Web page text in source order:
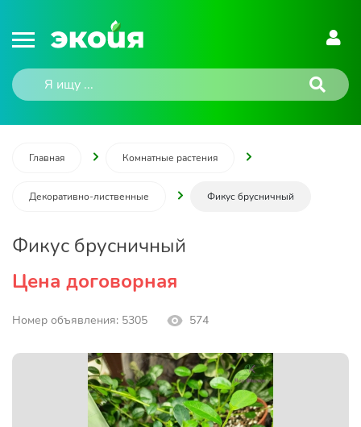
Главная Комнатные растения
Декоративно-лиственные Фикус брусничный
Фикус брусничный
Цена договорная
Номер объявления: 5305 574